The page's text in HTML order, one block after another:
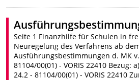
Seite 1 Finanzhilfe für Schulen in
Neuregelung des Verfahrens ab
Ausführungsbestimmungen d. MK
81104/00(01) - VORIS 22410 Bezug:
24.2 - 81104/00(01) - VORIS 22410